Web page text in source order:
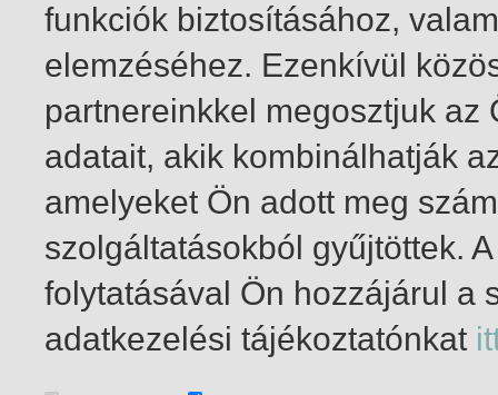
1-3 / insgesamt 3 Treffer
funkciók biztosításához,
elemzéséhez. Ezenkívül
partnereinkkel megosztjuk
adatait, akik kombinálhatják
amelyeket Ön adott meg
szolgáltatásokból gyűjtöttek.
folytatásával Ön hozzájárul a
adatkezelési tájékoztatónkat